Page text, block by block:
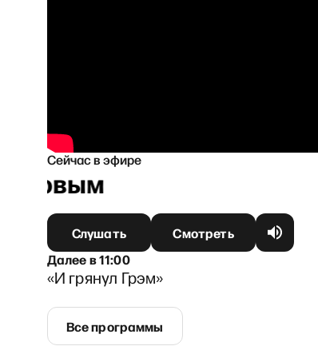
Сейчас в эфире
Слушать
Смотреть
Далеев11:00
«И грянул Грэм»
Все программы